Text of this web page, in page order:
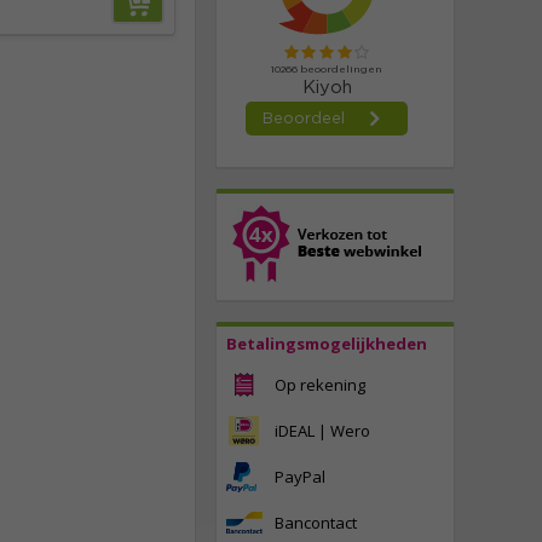
Betalingsmogelijkheden
Op rekening
iDEAL | Wero
PayPal
Bancontact